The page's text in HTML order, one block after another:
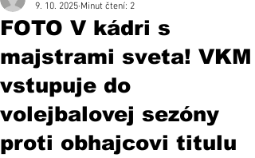
FOTO V kádri s
majstrami sveta! VKM
vstupuje do
volejbalovej sezóny
proti obhajcovi titulu
9. 10. 2025 Minut čtení: 2